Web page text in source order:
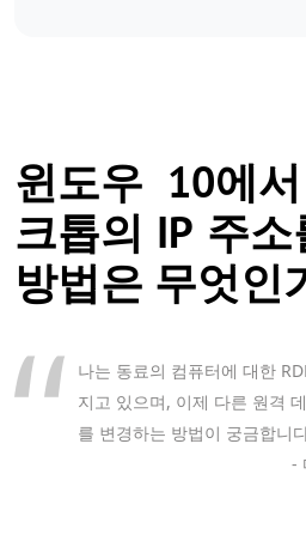
윈도우 10에
크톱의 IP 주
방법은 무엇인
나는 동료의 컴퓨터에 대한
지고 있으며, 이제 다른 원격
를 변경하는 방법이 궁금합니
-